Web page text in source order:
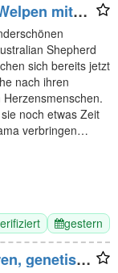
mit
Shepherd
sich bereits jetzt
nach ihren
noch etwas Zeit
verbringen…
gestern
genetisch